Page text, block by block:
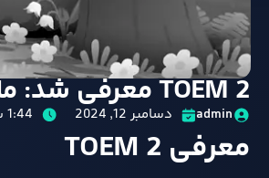
TOEM 2 معرفی شد: ماجراجویی تازه‌ ای در دنیای عکاسی
admin دسامبر 12, 2024 1:44 ب.ظ
معرفی TOEM 2